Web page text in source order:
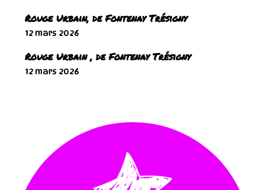
Rouge Urbain, de Fontenay Trésigny
12 mars 2026
Rouge Urbain , de Fontenay Trésigny
12 mars 2026